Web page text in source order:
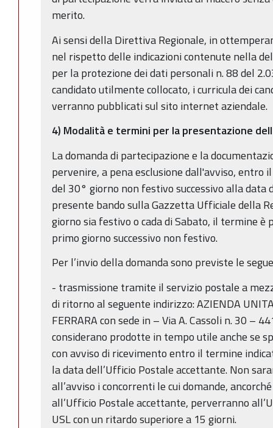
merito.
Ai sensi della Direttiva Regionale, in
nel rispetto delle indicazioni contenute nella
per la protezione dei dati personali n. 88 del
candidato utilmente collocato, i curricula dei
verranno pubblicati sul sito internet aziendale.
4) Modalità e termini per la presentazione
La domanda di partecipazione e la
pervenire, a pena esclusione dall'avviso,
del 30° giorno non festivo successivo alla
presente bando sulla Gazzetta Ufficiale della
giorno sia festivo o cada di Sabato, il termine è
primo giorno successivo non festivo.
Per l’invio della domanda sono previste le
- trasmissione tramite il servizio postale a
di ritorno al seguente indirizzo: AZIENDA
FERRARA con sede in – Via A. Cassoli n. 30 –
considerano prodotte in tempo utile anche se
con avviso di ricevimento entro il termine
la data dell’Ufficio Postale accettante. Non
all’avviso i concorrenti le cui domande,
all’Ufficio Postale accettante, perverranno
USL con un ritardo superiore a 15 giorni.